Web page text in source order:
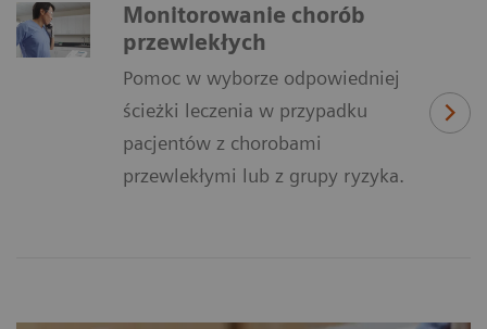
Monitorowanie chorób
przewlekłych
Pomoc w wyborze odpowiedniej
ścieżki leczenia w przypadku
pacjentów z chorobami
przewlekłymi lub z grupy ryzyka.